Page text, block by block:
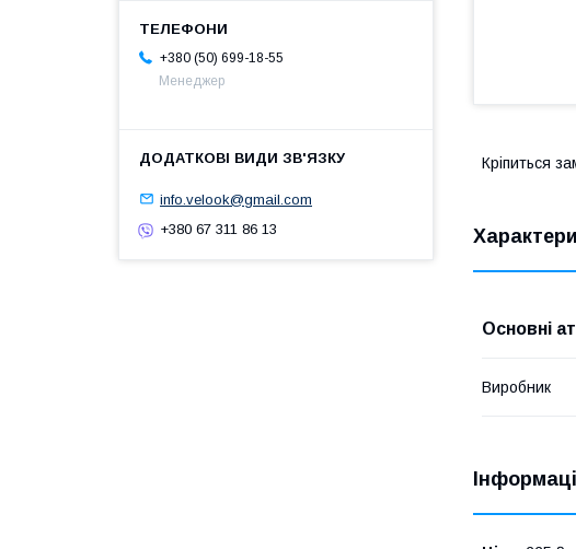
Кріпиться
Основні
Виробник
+380 (50) 699-18-55
Менеджер
info.velook@gmail.com
+380 67 311 86 13